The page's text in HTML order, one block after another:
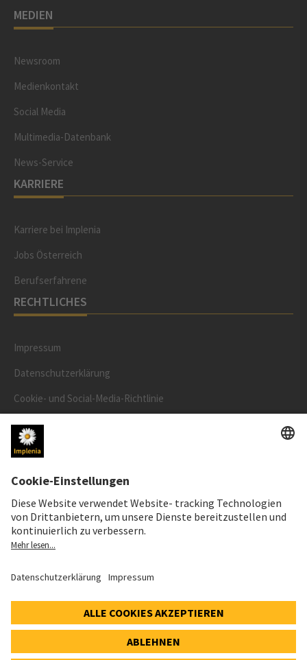
MEDIEN
Newsroom
Medienkontakt
Social Media
Multimedia-Datenbank
News-Service
KARRIERE
Karriere bei Implenia
Jobs Österreich
Berufserfahrene
RECHTLICHES
Impressum
Datenschutzerklärung
Cookie- und Social-Media-Richtlinie
Cookie-Einstellungen
AKTIENKURS
SWX: Implenia AG
62,30 CHF
0,00 CHF (0,00%)
© 2026 Implenia AG